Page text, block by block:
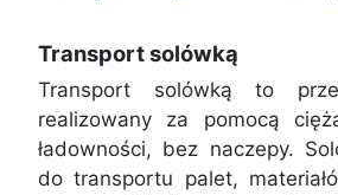
Transport solówką
Transport solówką to
realizowany za pomocą
ładowności, bez naczepy.
do transportu palet,